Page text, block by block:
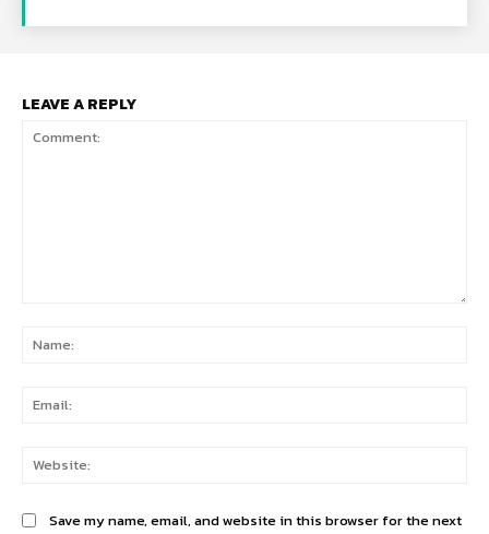
LEAVE A REPLY
Save my name, email, and website in this browser for the next